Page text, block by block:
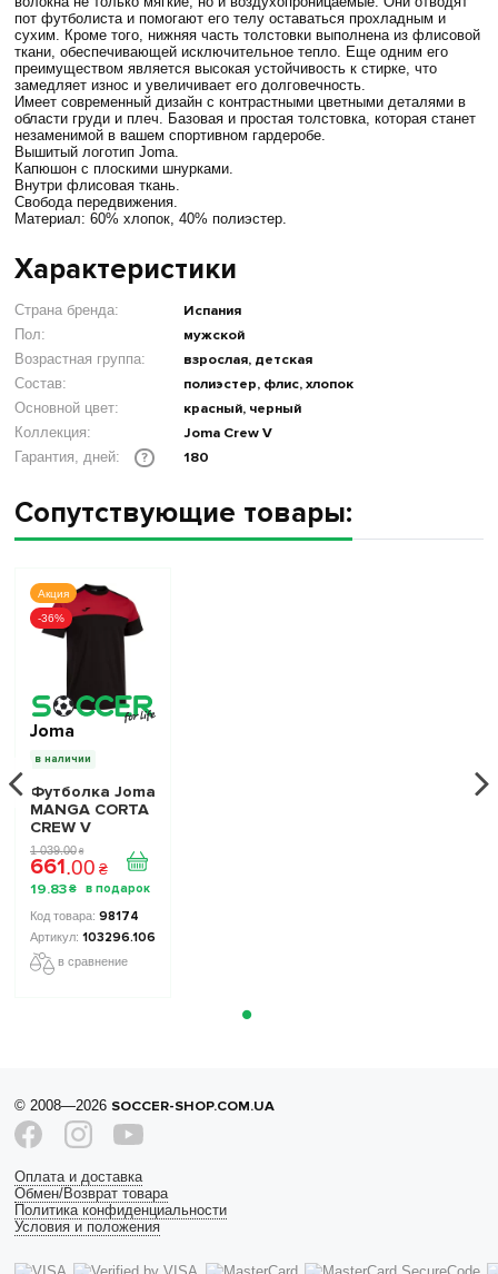
пот футболиста и помогают его телу оставаться прохладным и
сухим. Кроме того, нижняя часть толстовки выполнена из флисовой
ткани, обеспечивающей исключительное тепло. Еще одним его
преимуществом является высокая устойчивость к стирке, что
замедляет износ и увеличивает его долговечность.
Имеет современный дизайн с контрастными цветными деталями в
области груди и плеч. Базовая и простая толстовка, которая станет
незаменимой в вашем спортивном гардеробе.
Вышитый логотип Joma.
Капюшон с плоскими шнурками.
Внутри флисовая ткань.
Свобода передвижения.
Материал: 60% хлопок, 40% полиэстер.
Характеристики
Страна бренда: Испания
Пол: мужской
Возрастная группа: взрослая, детская
Состав: полиэстер, флис, хлопок
Основной цвет: красный, черный
Коллекция: Joma Crew V
Гарантия, дней: ? 180
Сопутствующие товары:
Акция
-36%
Joma
в наличии
Футболка Joma
MANGA CORTA
CREW V
103296.106
цвет: черный/
красный
1 039.00 ₴
661.00 ₴
19.83 ₴
98174
103296.106
в сравнение
© 2008—2026 SOCCER-SHOP.COM.UA
Оплата и доставка
Обмен/Возврат товара
Политика конфиденциальности
Условия и положения